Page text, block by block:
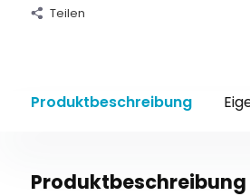
Teilen
Produktbeschreibung
Produktbeschreibung